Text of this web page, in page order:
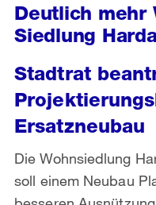
Deutlich mehr
Siedlung
Stadtrat
Ersatzneubau
Die Wohnsiedlung
soll einem Neubau